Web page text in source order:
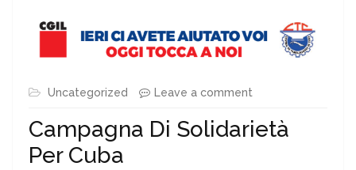
Uncategorized Leave a comment
Campagna Di Solidarietà
Per Cuba